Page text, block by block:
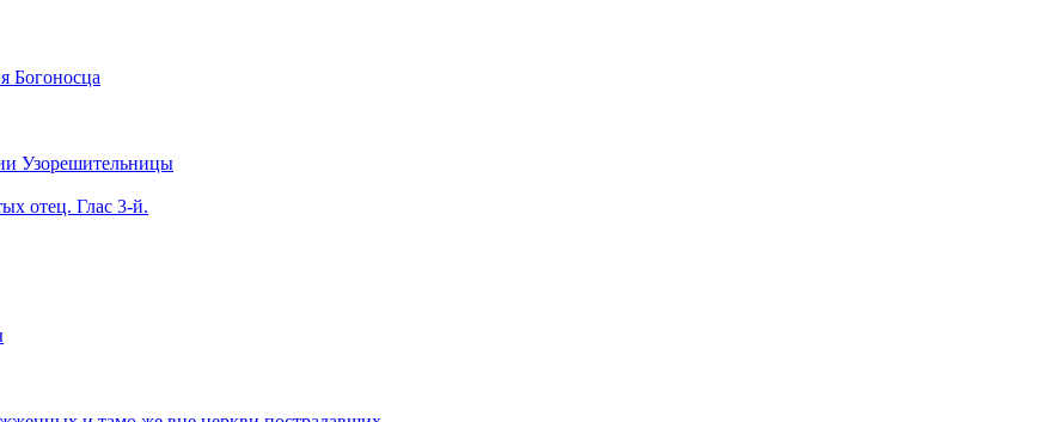
Богоносца
Узорешительницы
отец. Глас 3-й.